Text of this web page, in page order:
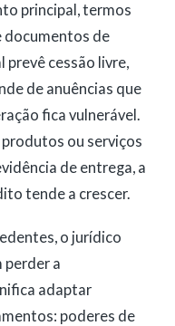
principal, termos
documentos de
prevê cessão livre,
de anuências que
fica vulnerável.
ou serviços
de entrega, a
tende a crescer.
o jurídico
perder a
adaptar
poderes de